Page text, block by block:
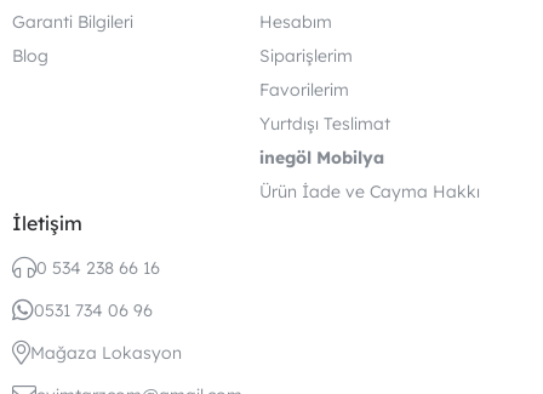
Garanti Bilgileri
Blog
Hesabım
Siparişlerim
Favorilerim
Yurtdışı Teslimat
inegöl Mobilya
Ürün İade ve Cayma Hakkı
İletişim
0 534 238 66 16
0531 734 06 96
Mağaza Lokasyon